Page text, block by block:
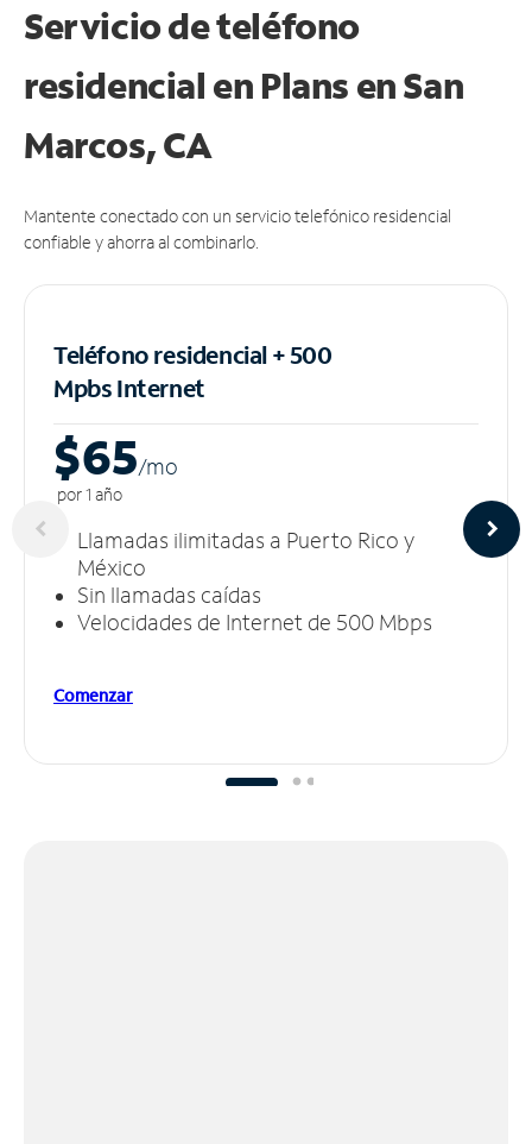
Servicio de teléfono
residencial en Plans en San
Marcos, CA
Mantente conectado con un servicio telefónico residencial
confiable y ahorra al combinarlo.
Teléfono residencial + 500
MpbsInternet
$65/mo
por 1 año
Llamadas ilimitadas a Puerto Rico y
México
Sin llamadas caídas
Velocidades de Internet de 500 Mbps
Comenzar